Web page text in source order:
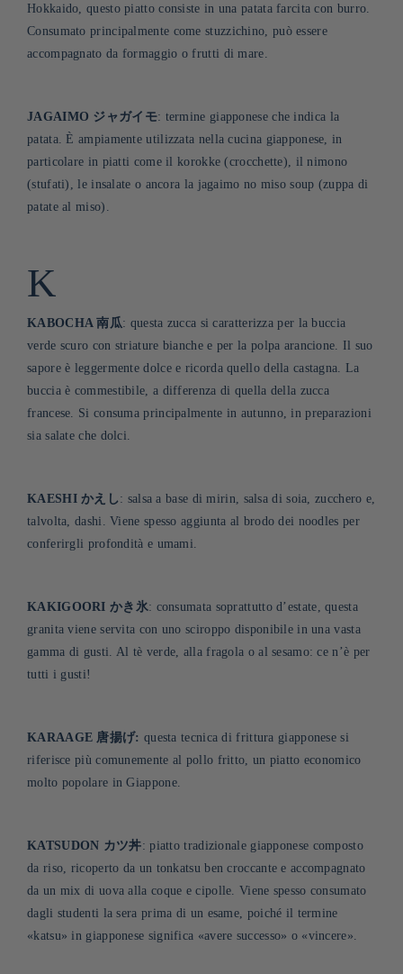
Hokkaido, questo piatto consiste in una patata farcita con burro.
Consumato principalmente come stuzzichino, può essere
accompagnato da formaggio o frutti di mare.
JAGAIMO ジャガイモ: termine giapponese che indica la
patata. È ampiamente utilizzata nella cucina giapponese, in
particolare in piatti come il korokke (crocchette), il nimono
(stufati), le insalate o ancora la jagaimo no miso soup (zuppa di
patate al miso) .
K
KABOCHA 南瓜: questa zucca si caratterizza per la buccia
verde scuro con striature bianche e per la polpa arancione. Il suo
sapore è leggermente dolce e ricorda quello della castagna. La
buccia è commestibile, a differenza di quella della zucca
francese. Si consuma principalmente in autunno, in preparazioni
sia salate che dolci.
KAESHI かえし: salsa a base di mirin, salsa di soia, zucchero e,
talvolta, dashi. Viene spesso aggiunta al brodo dei noodles per
conferirgli profondità e umami.
KAKIGOORI かき氷: consumata soprattutto d’estate, questa
granita viene servita con uno sciroppo disponibile in una vasta
gamma di gusti. Al tè verde, alla fragola o al sesamo: ce n’è per
tutti i gusti!
KARAAGE 唐揚げ: questa tecnica di frittura giapponese si
riferisce più comunemente al pollo fritto, un piatto economico
molto popolare in Giappone.
KATSUDON カツ丼: piatto tradizionale giapponese composto
da riso, ricoperto da un tonkatsu ben croccante e accompagnato
da un mix di uova alla coque e cipolle. Viene spesso consumato
dagli studenti la sera prima di un esame, poiché il termine
«katsu» in giapponese significa «avere successo» o «vincere».